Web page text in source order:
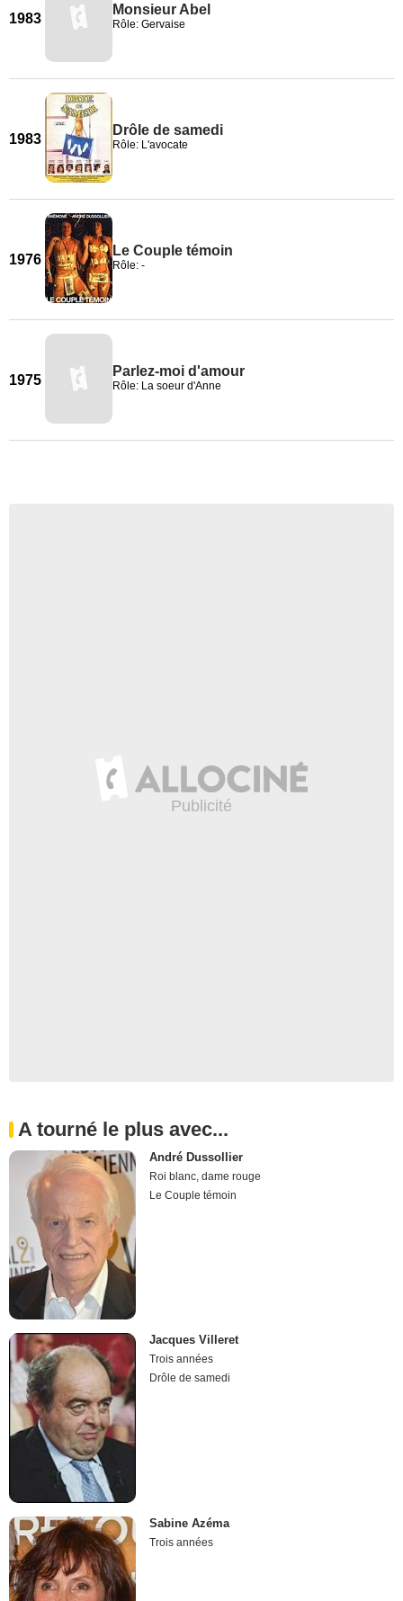
1983
Monsieur Abel
Rôle: Gervaise
1983
Drôle de samedi
Rôle: L'avocate
1976
Le Couple témoin
Rôle: -
1975
Parlez-moi d'amour
Rôle: La soeur d'Anne
A tourné le plus avec...
André Dussollier
Roi blanc, dame rouge
Le Couple témoin
Jacques Villeret
Trois années
Drôle de samedi
Sabine Azéma
Trois années